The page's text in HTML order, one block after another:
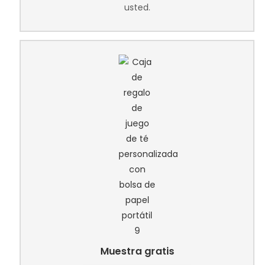
usted.
Muestra gratis